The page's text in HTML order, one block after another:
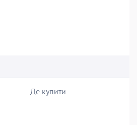
Де купити